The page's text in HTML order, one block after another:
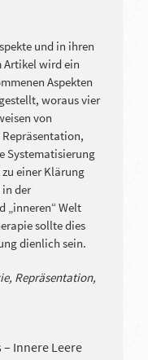
und in ihren
Artikel wird ein
Aspekten
woraus vier
von
Systematisierung
einer Klärung
in der
„inneren“ Welt
sollte dies
dienlich sein.
Repräsentation,
– Innere Leere